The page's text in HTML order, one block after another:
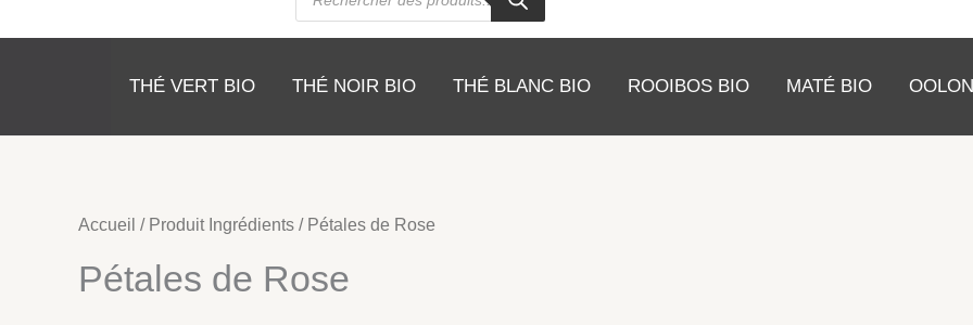
de
produits
THÉ VERT BIO THÉ NOIR BIO THÉ BLANC BIO ROOIBOS BIO MATÉ BIO
Accueil / Produit Ingrédients / Pétales de Rose
Pétales de Rose